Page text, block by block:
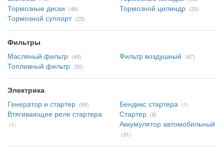
Тормозные диски (46) Тормозной цилиндр (20)
Тормозной суппорт (25)
Фильтры
Масляный фильтр (49) Фильтр воздушный (67)
Топливный фильтр (50)
Электрика
Генератор и стартер (69) Бендикс стартера (1)
Втягивающее реле стартера
(1)
Стартер (8)
Аккумулятор автомобильный
(31)